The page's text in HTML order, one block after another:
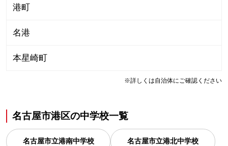
港町
名港
本星崎町
※詳しくは自治体にご確認ください
名古屋市港区の中学校一覧
名古屋市立港南中学校 名古屋市立港北中学校